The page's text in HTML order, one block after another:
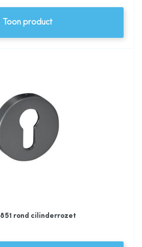
Toon product
rond cilinderrozet